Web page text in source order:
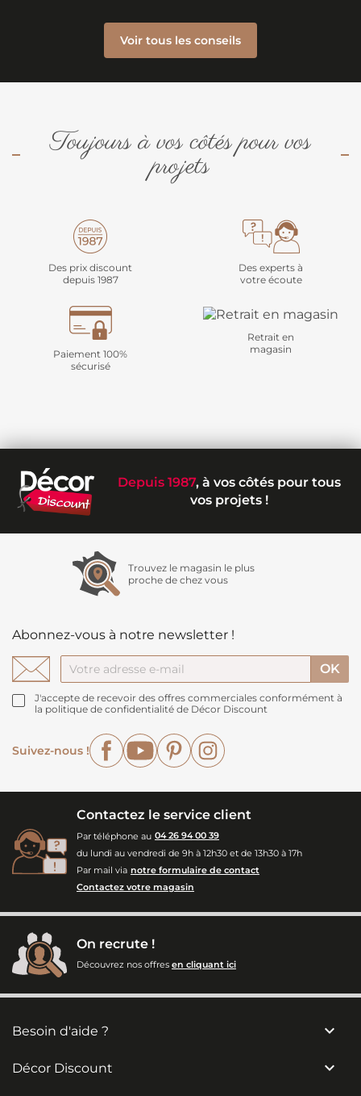
Voir tous les conseils
Toujours à vos côtés pour vos
projets
Des prix discount
depuis 1987
Des experts à
votre écoute
Paiement 100%
sécurisé
Retrait en
magasin
Depuis 1987, à vos côtés pour tous
vos projets !
Trouvez le magasin le plus
proche de chez vous
Abonnez-vous à notre newsletter !
J'accepte de recevoir des offres commerciales conformément à
la politique de confidentialité de Décor Discount
Suivez-nous !
FacebookYouTubePinterest
Contactez le service client
Par téléphone au 04 26 94 00 39
du lundi au vendredi de 9h à 12h30 et de 13h30 à 17h
Par mail via notre formulaire de contact
Contactez votre magasin
On recrute !
Découvrez nos offres en cliquant ici
Besoin d'aide ? 
Décor Discount
